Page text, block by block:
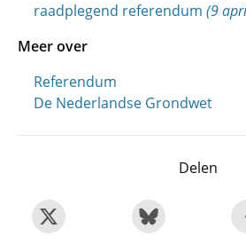
raadplegend referendum (9
Meer over
Referendum
De Nederlandse Grondwet
Delen